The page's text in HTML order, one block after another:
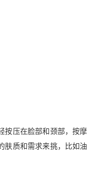
按压在脸部和颈部，按摩
肤质和需求来挑，比如油